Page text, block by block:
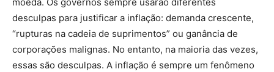
desculpas para justificar a inflação: demanda crescente,
“rupturas na cadeia de suprimentos” ou ganância de
corporações malignas. No entanto, na maioria das vezes,
essas são desculpas. A inflação é sempre um fenômeno